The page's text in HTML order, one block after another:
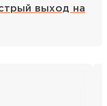
выход на